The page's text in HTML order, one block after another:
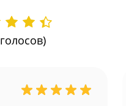
голосов)